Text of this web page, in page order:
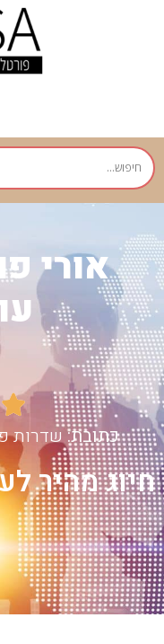
אורי

כתובת:שדרות פלי"ם 7 (בית
חיוג מהיר